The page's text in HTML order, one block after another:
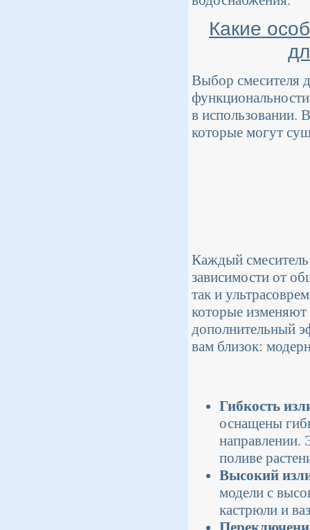
Какие
Выбор смесителя
в использовании.
которые могут
Каждый
зависимости от
так и
которые изменяют
дополнительный
вам близок:
Гибкость
оснащены
направлении.
поливе
Высокий
модели с
кастрюли и